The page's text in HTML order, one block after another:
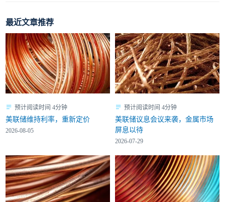
最近文章推荐
预计阅读时间 4分钟
美联储维持利率，重新定价
2026-08-05
预计阅读时间 4分钟
美联储议息会议来袭，金属市场
屏息以待
2026-07-29